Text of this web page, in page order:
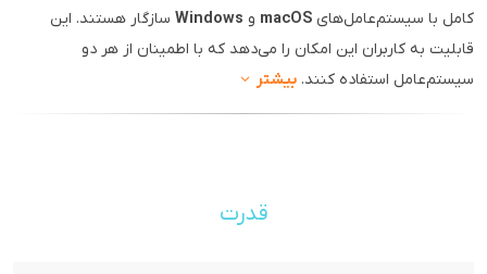
کامل با سیستم‌عامل‌های macOS و Windows سازگار هستند. این
قابلیت به کاربران این امکان را می‌دهد که با اطمینان از هر دو
سیستم‌عامل استفاده کنند. بیشتر
قدرت